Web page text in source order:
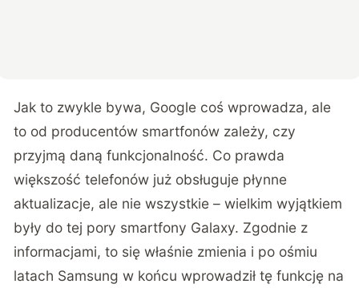
Jak to zwykle bywa, Google coś wprowadza, ale
to od producentów smartfonów zależy, czy
przyjmą daną funkcjonalność. Co prawda
większość telefonów już obsługuje płynne
aktualizacje, ale nie wszystkie – wielkim wyjątkiem
były do tej pory smartfony Galaxy. Zgodnie z
informacjami, to się właśnie zmienia i po ośmiu
latach Samsung w końcu wprowadził tę funkcję na